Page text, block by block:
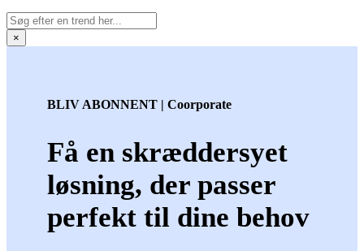
×
BLIV ABONNENT | Coorporate
Få en skræddersyet
løsning, der passer
perfekt til dine behov